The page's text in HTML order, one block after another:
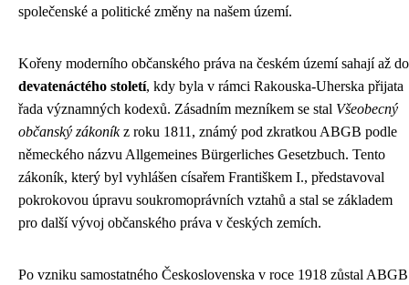
společenské a politické změny na našem území.
Kořeny moderního občanského práva na českém území sahají až do
devatenáctého století, kdy byla v rámci Rakouska-Uherska přijata
řada významných kodexů. Zásadním mezníkem se stal Všeobecný
občanský zákoníkz roku 1811, známý pod zkratkou ABGB podle
německého názvu Allgemeines Bürgerliches Gesetzbuch. Tento
zákoník, který byl vyhlášen císařem Františkem I., představoval
pokrokovou úpravu soukromoprávních vztahů a stal se základem
pro další vývoj občanského práva v českých zemích.
Po vzniku samostatného Československa v roce 1918 zůstal ABGB